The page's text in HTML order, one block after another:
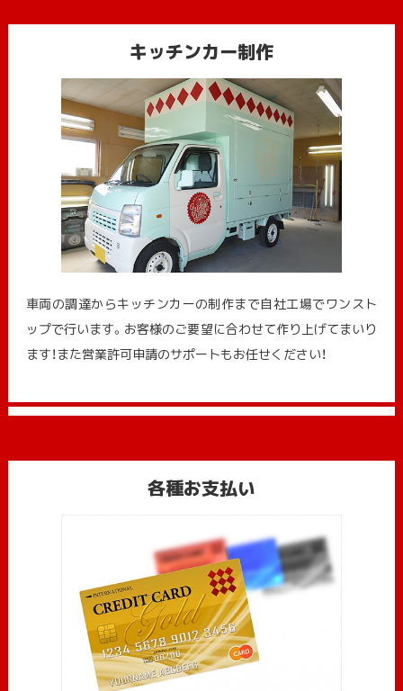
キッチンカー制作
車両の調達からキッチンカーの制作まで自社工場でワンスト
ップで行います。お客様のご要望に合わせて作り上げてまいり
ます！また営業許可申請のサポートもお任せください！
各種お支払い